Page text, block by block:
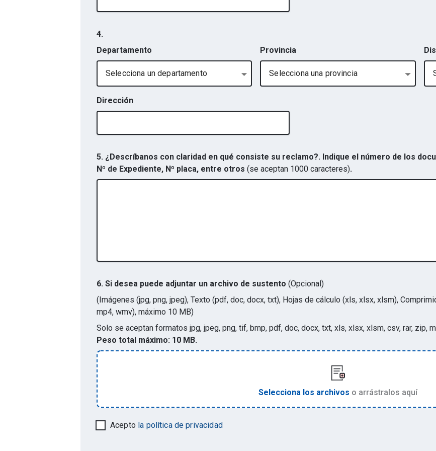
4.
Departamento
Selecciona un departamento
Provincia
Selecciona una provincia
Dirección
5. ¿Descríbanos con claridad en qué consiste su reclamo?. Indique el número de los
Nº de Expediente, Nº placa, entre otros (se aceptan 1000 caracteres).
6. Si desea puede adjuntar un archivo de sustento (Opcional)
(Imágenes (jpg, png, jpeg), Texto (pdf, doc, docx, txt), Hojas de cálculo (xls, xlsx, xlsm),
mp4, wmv), máximo 10 MB)
Solo se aceptan formatos jpg, jpeg, png, tif, bmp, pdf, doc, docx, txt, xls, xlsx, xlsm, csv, rar, zip,
Peso total máximo: 10 MB.
Selecciona los archivos o arrástralos aquí
Acepto la política de privacidad